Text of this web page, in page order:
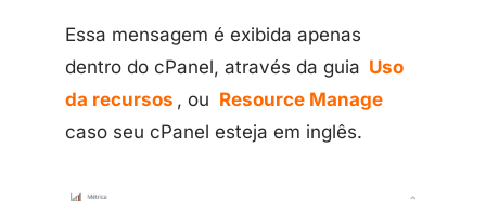
Essa mensagem é exibida apenas
dentro do cPanel, através da guia Uso
da recursos , ou Resource Manage
caso seu cPanel esteja em inglês.